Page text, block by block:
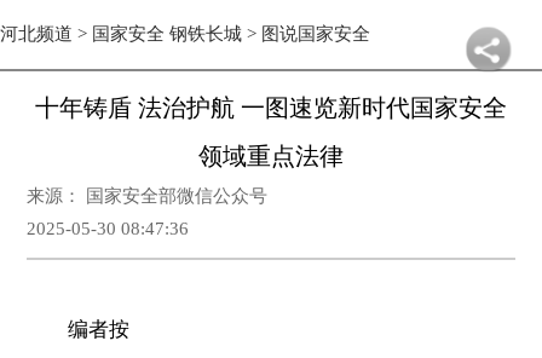
河北频道 > 国家安全 钢铁长城 > 图说国家安全
十年铸盾 法治护航 一图速览新时代国家安全
领域重点法律
来源： 国家安全部微信公众号
2025-05-30 08:47:36
编者按